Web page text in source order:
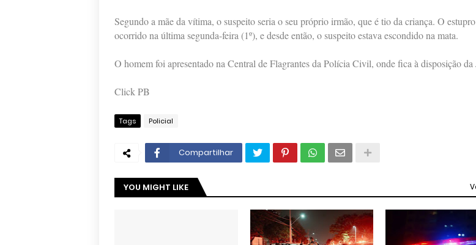
Segundo a mãe da vítima, o suspeito seria o seu próprio irmão, que é tio da criança. O
ocorrido na última segunda-feira (1º), e desde então, o suspeito estava escondido na mata.
O homem foi apresentado na Central de Flagrantes da Polícia Civil, onde fica à disposição da
Click PB
Tags Policial
Compartilhar
YOU MIGHT LIKE